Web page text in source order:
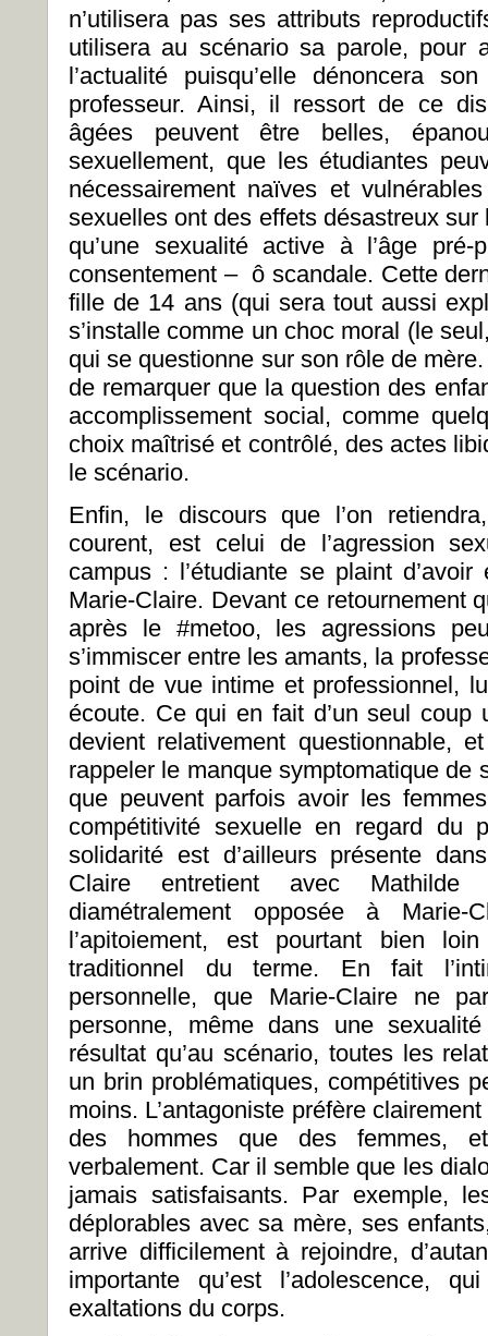
n’utilisera pas ses attributs
utilisera au scénario sa parole, pour
l’actualité puisqu’elle dénoncera
professeur. Ainsi, il ressort de ce
âgées peuvent être belles,
sexuellement, que les étudiantes
nécessairement naïves et
sexuelles ont des effets désastreux sur
qu’une sexualité active à l’âge
consentement – ô scandale. Cette
fille de 14 ans (qui sera tout aussi
s’installe comme un choc moral (le
qui se questionne sur son rôle de
de remarquer que la question des
accomplissement social, comme
choix maîtrisé et contrôlé, des actes
le scénario.
Enfin, le discours que l’on
courent, est celui de l’agression
campus : l’étudiante se plaint
Marie-Claire. Devant ce retournement
après le #metoo, les agressions
s’immiscer entre les amants, la
point de vue intime et professionnel,
écoute. Ce qui en fait d’un seul coup
devient relativement questionnable,
rappeler le manque symptomatique de
que peuvent parfois avoir les
compétitivité sexuelle en regard du
solidarité est d’ailleurs présente
Claire entretient avec
diamétralement opposée à
l’apitoiement, est pourtant bien
traditionnel du terme. En fait
personnelle, que Marie-Claire ne
personne, même dans une
résultat qu’au scénario, toutes les
un brin problématiques, compétitives
moins. L’antagoniste préfère
des hommes que des femmes,
verbalement. Car il semble que les
jamais satisfaisants. Par exemple,
déplorables avec sa mère, ses
arrive difficilement à rejoindre,
importante qu’est l’adolescence,
exaltations du corps.